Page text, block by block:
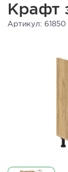
Крафт
Артикул: 61850